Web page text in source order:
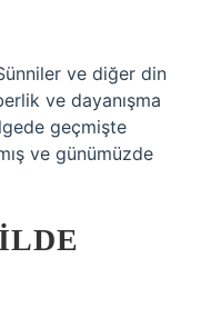
ve diğer din
ve dayanışma
geçmişte
ve günümüzde